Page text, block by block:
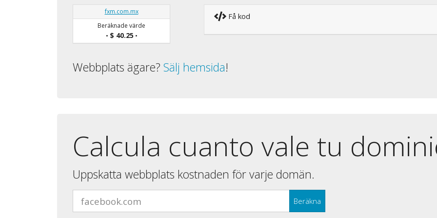
fxm.com.mx
Beräknade värde
• $ 40.25 •
Få kod
Webbplats ägare? Sälj hemsida!
Calcula cuanto vale tu
Uppskatta webbplats kostnaden för varje domän.